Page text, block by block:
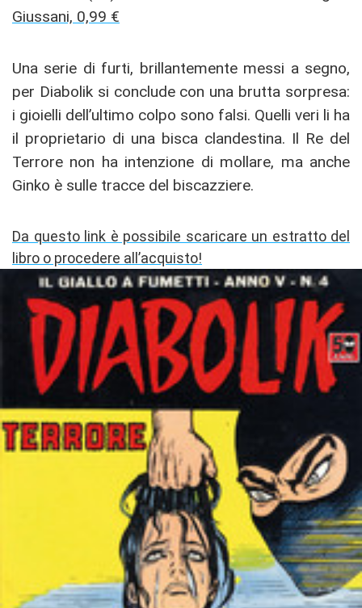
Giussani, 0,99 €
Una serie di furti, brillantemente messi a segno,
per Diabolik si conclude con una brutta sorpresa:
i gioielli dell’ultimo colpo sono falsi. Quelli veri li ha
il proprietario di una bisca clandestina. Il Re del
Terrore non ha intenzione di mollare, ma anche
Ginko è sulle tracce del biscazziere.
Da questo link è possibile scaricare un estratto del
libro o procedere all’acquisto!